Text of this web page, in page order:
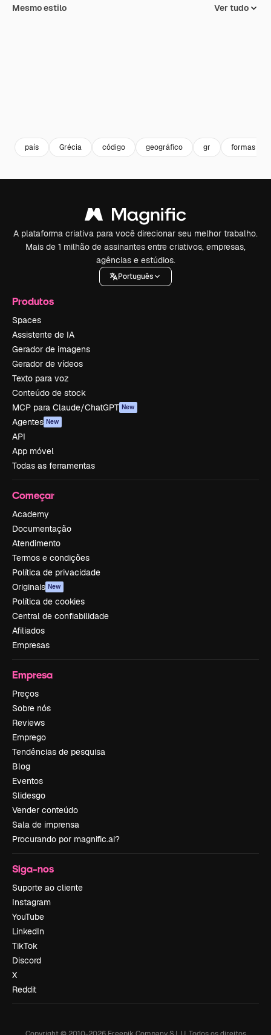
Mesmo estilo Ver tudo
país Grécia código geográfico gr formas e
A plataforma criativa para você direcionar seu melhor trabalho.
Mais de 1 milhão de assinantes entre criativos, empresas,
agências e estúdios.
Português
Produtos
Spaces
Assistente de IA
Gerador de imagens
Gerador de vídeos
Texto para voz
Conteúdo de stock
MCP para Claude/ChatGPT New
Agentes New
API
App móvel
Todas as ferramentas
Começar
Academy
Documentação
Atendimento
Termos e condições
Política de privacidade
Originais New
Política de cookies
Central de confiabilidade
Afiliados
Empresas
Empresa
Preços
Sobre nós
Reviews
Emprego
Tendências de pesquisa
Blog
Eventos
Slidesgo
Vender conteúdo
Sala de imprensa
Procurando por magnific.ai?
Siga-nos
Suporte ao cliente
Instagram
YouTube
LinkedIn
TikTok
Discord
X
Reddit